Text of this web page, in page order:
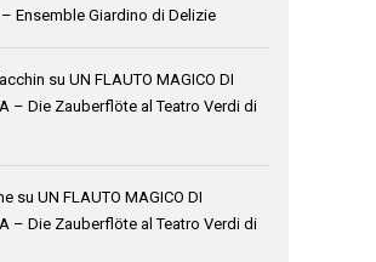
Ensemble Giardino di Delizie
su UN FLAUTO MAGICO DI
– Die Zauberflöte al Teatro Verdi di
su UN FLAUTO MAGICO DI
– Die Zauberflöte al Teatro Verdi di